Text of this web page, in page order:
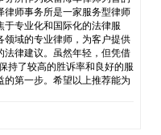
律师事务所是一家服务型律师
专业化和国际化的法律服
领域的专业律师，为客户提供
法律建议。虽然年轻，但凭借
持了较高的胜诉率和良好的服
第一步。希望以上推荐能为